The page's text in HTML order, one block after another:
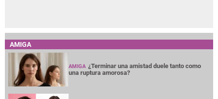
AMIGA
AMIGA ¿Terminar una amistad duele tanto como
una ruptura amorosa?